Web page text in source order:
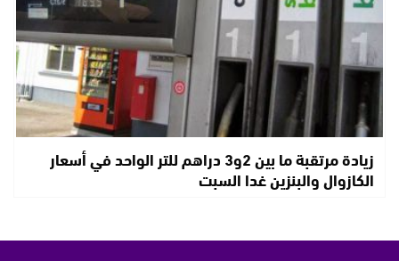
زيادة مرتقبة ما بين 2و3 دراهم للتر الواحد في أسعار
الكازوال والبنزين غدا السبت